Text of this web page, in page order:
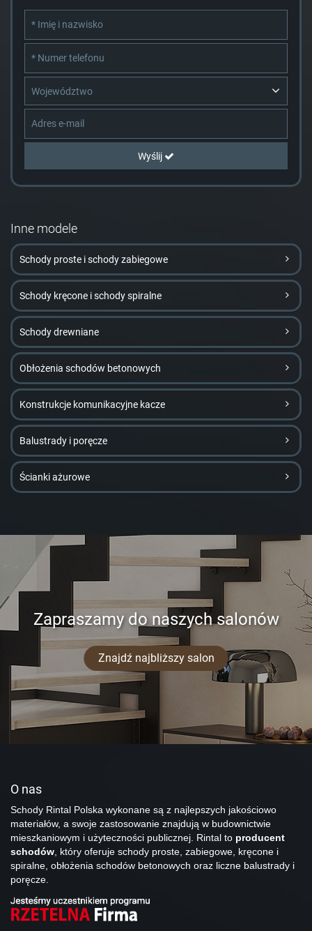
Województwo
Wyślij
Inne modele
Schody proste i schody zabiegowe
Schody kręcone i schody spiralne
Schody drewniane
Obłożenia schodów betonowych
Konstrukcje komunikacyjne kacze
Balustrady i poręcze
Ścianki ażurowe
Zapraszamy do naszych salonów
Znajdź najbliższy salon
O nas
Schody Rintal Polska wykonane są z najlepszych jakościowo
materiałów, a swoje zastosowanie znajdują w budownictwie
mieszkaniowym i użyteczności publicznej. Rintal to producent
schodów , który oferuje schody proste, zabiegowe, kręcone i
spiralne, obłożenia schodów betonowych oraz liczne balustrady i
poręcze.